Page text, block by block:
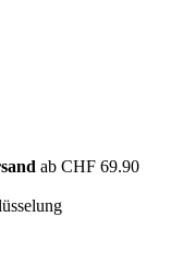
ab CHF 69.90